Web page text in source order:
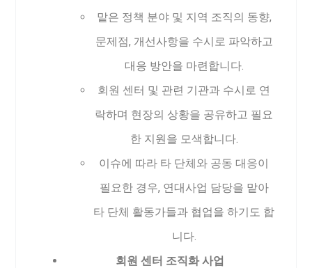
맡은 정책 분야 및 지역 조직의 동향,
문제점, 개선사항을 수시로 파악하고
대응 방안을 마련합니다.
회원 센터 및 관련 기관과 수시로 연
락하며 현장의 상황을 공유하고 필요
한 지원을 모색합니다.
이슈에 따라 타 단체와 공동 대응이
필요한 경우, 연대사업 담당을 맡아
타 단체 활동가들과 협업을 하기도 합
니다.
회원 센터 조직화 사업